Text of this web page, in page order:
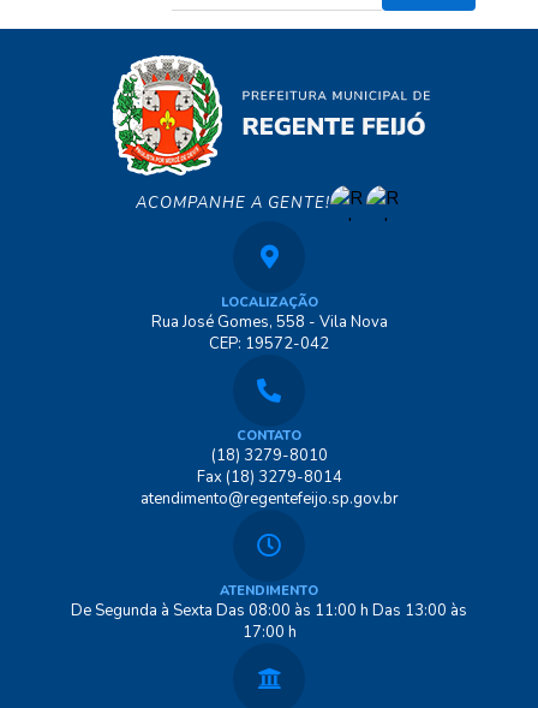
ACOMPANHE A GENTE!
LOCALIZAÇÃO
Rua José Gomes, 558 - Vila Nova
CEP: 19572-042
CONTATO
(18) 3279-8010
Fax (18) 3279-8014
atendimento@regentefeijo.sp.gov.br
ATENDIMENTO
De Segunda à Sexta Das 08:00 às 11:00 h Das 13:00 às
17:00 h